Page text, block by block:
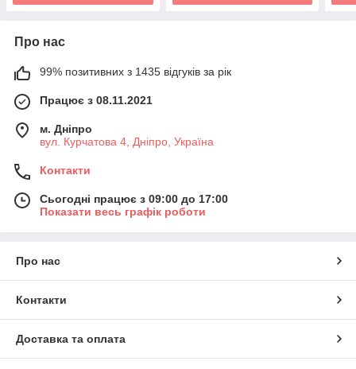
Про нас
99% позитивних з 1435 відгуків за рік
Працює з 08.11.2021
м. Дніпро
вул. Курчатова 4, Дніпро, Україна
Контакти
Сьогодні працює з 09:00 до 17:00
Показати весь графік роботи
Про нас
Контакти
Доставка та оплата